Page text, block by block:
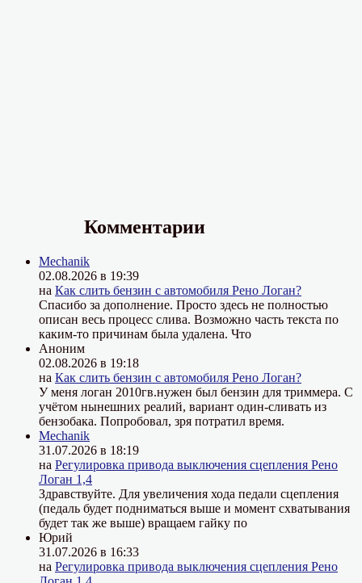
Комментарии
Mechanik
02.08.2026 в 19:39
на Как слить бензин с автомобиля Рено Логан?
Спасибо за дополнение. Просто здесь не полностью
описан весь процесс слива. Возможно часть текста по
каким-то причинам была удалена. Что
Аноним
02.08.2026 в 19:18
на Как слить бензин с автомобиля Рено Логан?
У меня логан 2010гв.нужен был бензин для триммера. С
учётом нынешних реалий, вариант один-сливать из
бензобака. Попробовал, зря потратил время.
Mechanik
31.07.2026 в 18:19
на Регулировка привода выключения сцепления Рено
Логан 1,4
Здравствуйте. Для увеличения хода педали сцепления
(педаль будет подниматься выше и момент схватывания
будет так же выше) вращаем гайку по
Юрий
31.07.2026 в 16:33
на Регулировка привода выключения сцепления Рено